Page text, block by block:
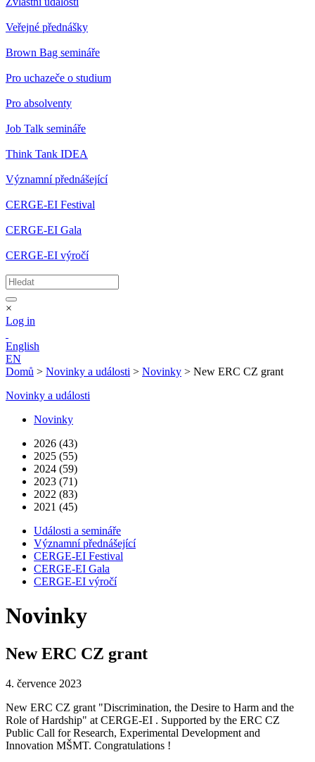
Veřejné přednášky
Brown Bag semináře
Pro uchazeče o studium
Pro absolventy
Job Talk semináře
Think Tank IDEA
Významní přednášející
CERGE-EI Festival
CERGE-EI Gala
CERGE-EI výročí
×
Log in
English
EN
Domů > Novinky a události > Novinky > New ERC CZ grant
Novinky a události
Novinky
2026 (43)
2025 (55)
2024 (59)
2023 (71)
2022 (83)
2021 (45)
Události a semináře
Významní přednášející
CERGE-EI Festival
CERGE-EI Gala
CERGE-EI výročí
Novinky
New ERC CZ grant
4. července 2023
New ERC CZ grant "Discrimination, the Desire to Harm and the
Role of Hardship" at CERGE-EI . Supported by the ERC CZ
Public Call for Research, Experimental Development and
Innovation MŠMT. Congratulations !